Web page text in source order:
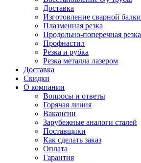
Доставка
Изготовление сварной балки
Плазменная резка
Продольно-поперечная резка
Профнастил
Резка и рубка
Резка металла лазером
Доставка
Скидки
О компании
Вопросы и ответы
Горячая линия
Вакансии
Зарубежные аналоги сталей
Поставщики
Как сделать заказ
Оплата
Гарантия